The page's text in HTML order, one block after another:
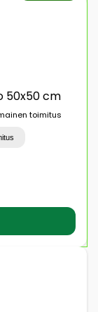
50x50 cm
toimitus